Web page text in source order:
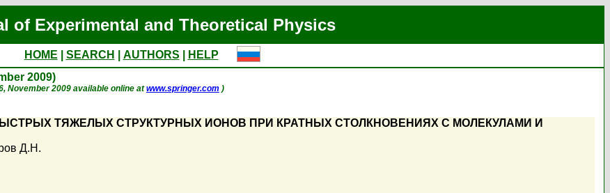
of Experimental and Theoretical Physics
HOME SEARCH AUTHORS
HELP
2009)
November 2009 available online atwww.springer.com )
ТЯЖЕЛЫХ СТРУКТУРНЫХ ИОНОВ ПРИ КРАТНЫХ СТОЛКНОВЕНИЯХ С МОЛЕКУЛАМИ И
Д.Н.